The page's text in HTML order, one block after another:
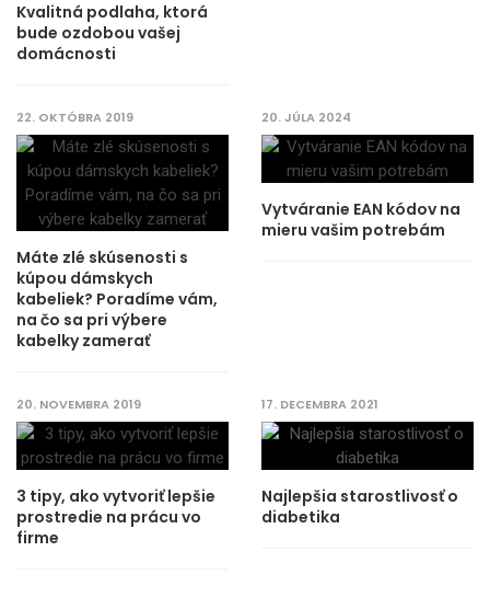
Kvalitná podlaha, ktorá
bude ozdobou vašej
domácnosti
22. OKTÓBRA 2019
Máte zlé skúsenosti s
kúpou dámskych
kabeliek? Poradíme vám,
na čo sa pri výbere
kabelky zamerať
20. JÚLA 2024
Vytváranie EAN kódov na
mieru vašim potrebám
20. NOVEMBRA 2019
3 tipy, ako vytvoriť lepšie
prostredie na prácu vo
firme
17. DECEMBRA 2021
Najlepšia starostlivosť o
diabetika